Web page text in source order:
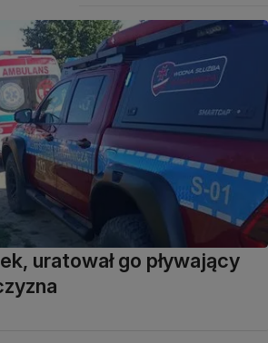
uratował go pływający